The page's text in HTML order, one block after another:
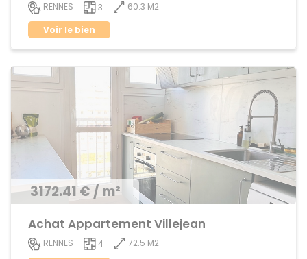
RENNES 3
60.3 M2
Voir le bien
3172.41 € / m²
Achat Appartement Villejean
RENNES 4
72.5 M2